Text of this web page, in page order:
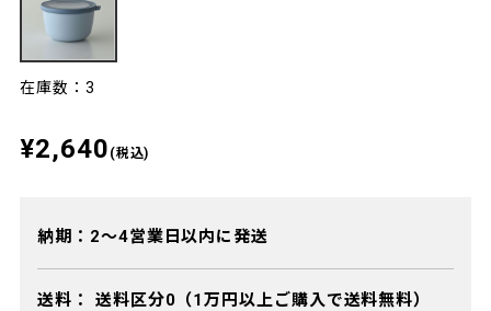
在庫数：3
¥2,640 (税込)
納期：2～4営業日以内に発送
送料： 送料区分0（1万円以上ご購入で送料無料）